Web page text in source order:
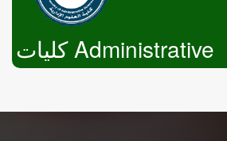
كليات Administrative